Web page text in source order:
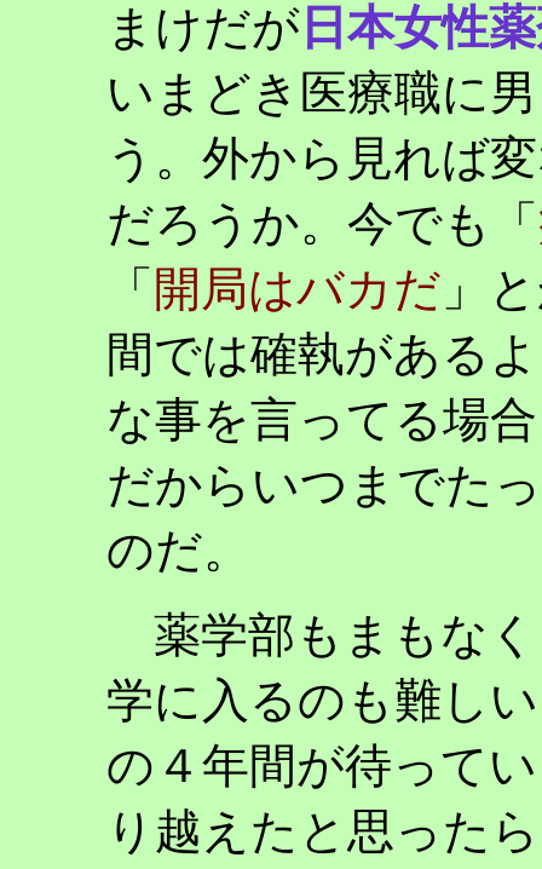
まけだが 日本女性
いまどき医療職に
う。外から見れば
だろうか。今でも「
「 開局はバカだ 」
間では確執がある
な事を言ってる場
だからいつまでた
のだ。
薬学部もまもな
学に入るのも難し
の４年間が待って
り越えたと思った